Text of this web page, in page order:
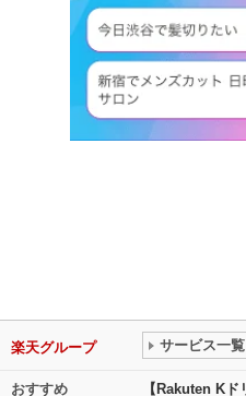
楽天グループ サービス一覧
おすすめ 【Rakuten K